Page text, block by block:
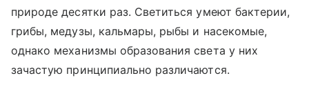
природе десятки раз. Светиться умеют бактерии,
грибы, медузы, кальмары, рыбы и насекомые,
однако механизмы образования света у них
зачастую принципиально различаются.